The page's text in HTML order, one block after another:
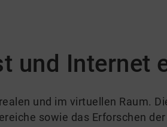
und Internet
und im virtuellen Raum.
sowie das Erforschen